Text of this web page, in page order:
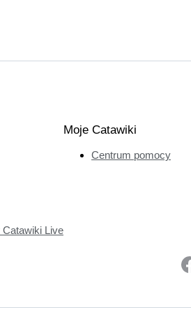
Catawiki Live
Moje Catawiki
Centrum pomocy